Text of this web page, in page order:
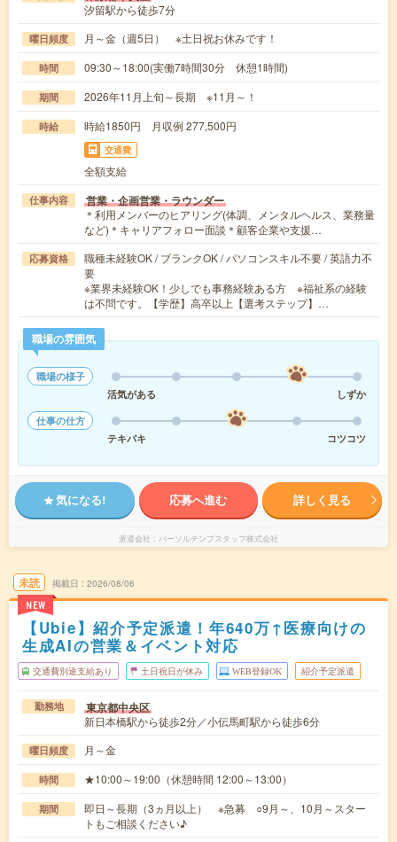
汐留駅から徒歩7分
曜日頻度 月～金（週5日） ※土日祝お休みです！
時間 09:30～18:00(実働7時間30分 休憩1時間)
期間 2026年11月上旬～長期 ※11月～！
時給 時給1850円 月収例 277,500円
交通費
全額支給
仕事内容 営業・企画営業・ラウンダー
＊利用メンバーのヒアリング(体調、メンタルヘルス、業務量
など)＊キャリアフォロー面談＊顧客企業や支援…
応募資格
職種未経験OK / ブランクOK / パソコンスキル不要 / 英語力不
要
※業界未経験OK！少しでも事務経験ある方 ※福祉系の経験
は不問です。【学歴】高卒以上【選考ステップ】…
職場の雰囲気
職場の様子
活気がある
しずか
仕事の仕方
テキパキ
コツコツ
気になる! 応募へ進む 詳しく見る
派遣会社 パーソルテンプスタッフ株式会社
未読
NEW
掲載日 2026/08/06
【Ubie】紹介予定派遣！年640万↑医療向けの
生成AIの営業＆イベント対応
交通費別途支給あり 土日祝日が休み WEB登録OK 紹介予定派遣
勤務地 東京都中央区
新日本橋駅から徒歩2分／小伝馬町駅から徒歩6分
曜日頻度 月～金
時間 ★10:00～19:00（休憩時間 12:00～13:00）
期間
即日～長期（3ヵ月以上） ※急募 ○9月～、10月～スター
トもご相談ください♪